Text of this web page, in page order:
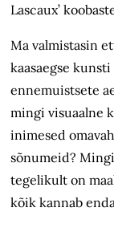
Lascaux’
Ma valmistasin
kaasaegse
ennemuistsete
mingi visuaalne
inimesed
sõnumeid?
tegelikult on
kõik kannab